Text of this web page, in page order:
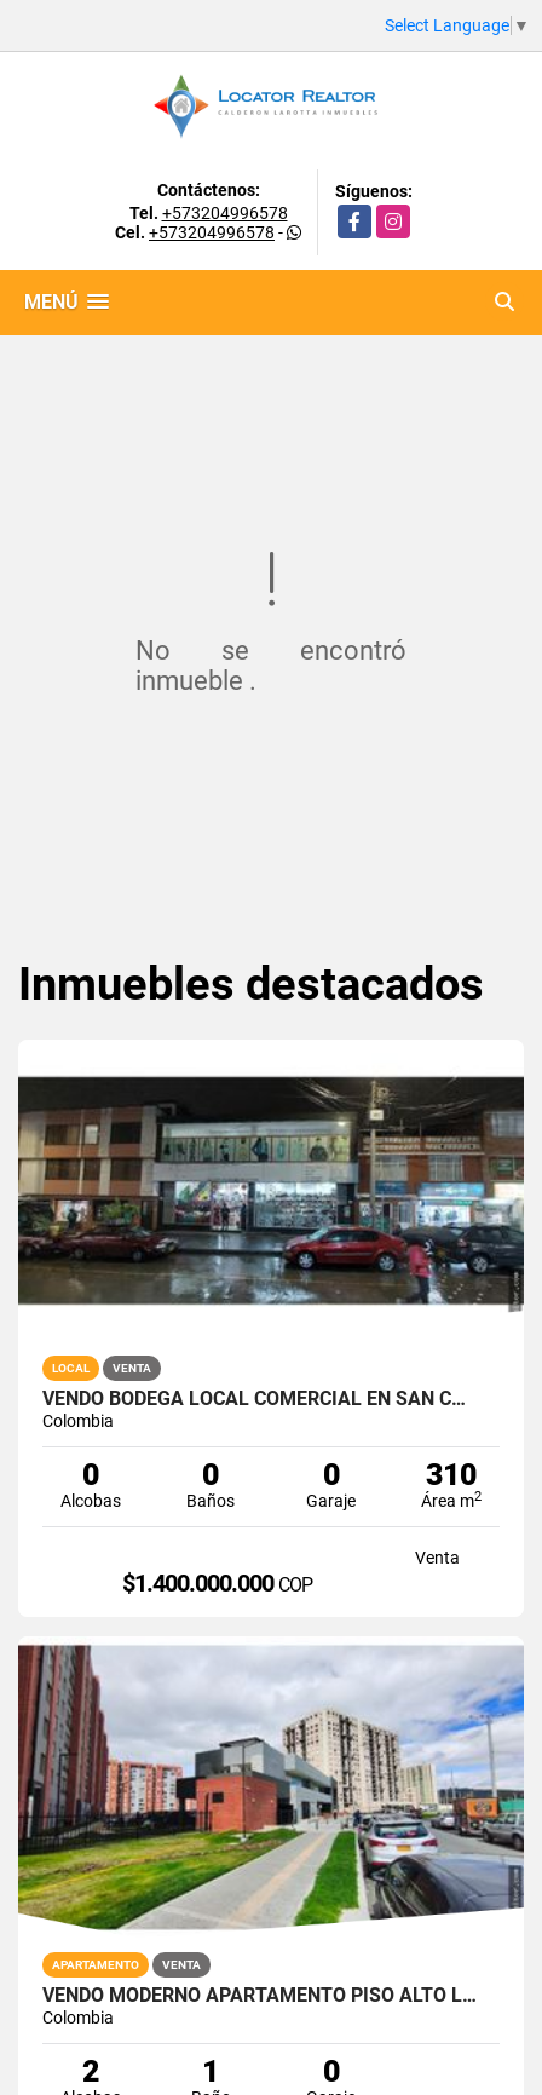
Select Language ▼
Contáctenos:
Tel. +573204996578
Cel. +573204996578 -
Síguenos:
FacebookInstagram
MENÚ
No se encontró
inmueble .
Inmuebles destacados
LOCAL VENTA
VENDO BODEGA LOCAL COMERCIAL EN SAN C…
Colombia
0
Alcobas
0
Baños
0
Garaje
310
Área m2
Venta
$1.400.000.000 COP
APARTAMENTO VENTA
VENDO MODERNO APARTAMENTO PISO ALTO L…
Colombia
2 1 0